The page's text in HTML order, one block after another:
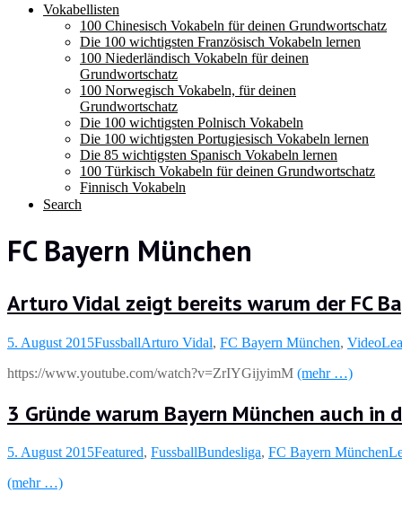
Vokabellisten
100 Chinesisch Vokabeln für deinen Grundwortschatz
Die 100 wichtigsten Französisch Vokabeln lernen
100 Niederländisch Vokabeln für deinen
Grundwortschatz
100 Norwegisch Vokabeln, für deinen
Grundwortschatz
Die 100 wichtigsten Polnisch Vokabeln
Die 100 wichtigsten Portugiesisch Vokabeln lernen
Die 85 wichtigsten Spanisch Vokabeln lernen
100 Türkisch Vokabeln für deinen Grundwortschatz
Finnisch Vokabeln
Search
FC Bayern München
Arturo Vidal zeigt bereits warum der FC
5. August 2015FussballArturo Vidal, FC Bayern München, Video
https://www.youtube.com/watch?v=ZrIYGijyimM (mehr …)
3 Gründe warum Bayern München auch
5. August 2015Featured, FussballBundesliga, FC Bayern München
(mehr …)